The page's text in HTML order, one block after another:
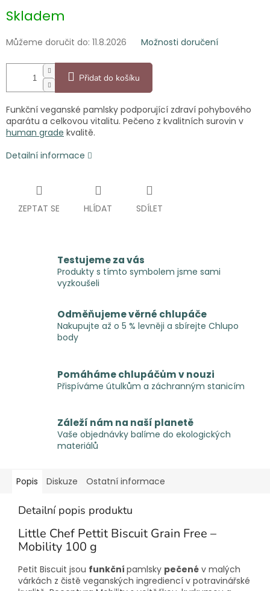
cena:
Skladem
Můžeme doručit do: 11.8.2026 Možnosti doručení
Přidat do košíku
Funkční veganské pamlsky podporující zdraví pohybového
aparátu a celkovou vitalitu. Pečeno z kvalitních surovin v
human grade kvalitě.
Detailní informace
ZEPTAT SE HLÍDAT SDÍLET
Testujeme za vás
Produkty s tímto symbolem jsme sami
vyzkoušeli
Odměňujeme věrné chlupáče
Nakupujte až o 5 % levněji a sbírejte Chlupo
body
Pomáháme chlupáčům v nouzi
Přispíváme útulkům a záchranným stanicím
Záleží nám na naší planetě
Vaše objednávky balíme do ekologických
materiálů
Popis Diskuze Ostatní informace
Detailní popis produktu
Little Chef Pettit Biscuit Grain Free –
Mobility 100 g
Petit Biscuit jsou funkční pamlsky pečené v malých
várkách z čistě veganských ingrediencí v potravinářské